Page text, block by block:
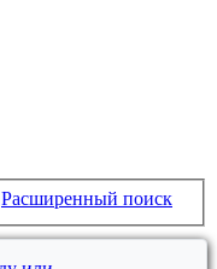
Расширенный поиск